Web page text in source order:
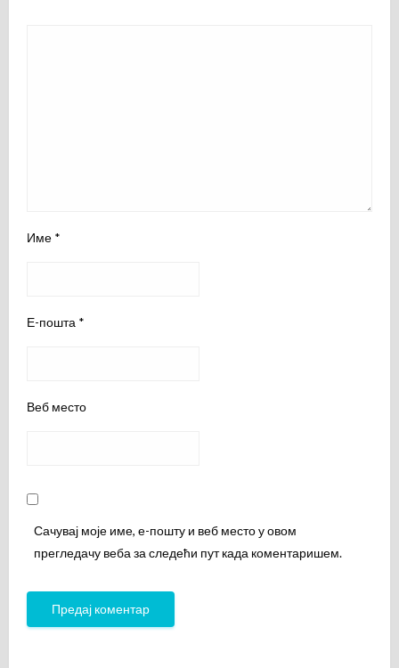
Име *
Е-пошта *
Веб место
Сачувај моје име, е-пошту и веб место у овом
прегледачу веба за следећи пут када коментаришем.